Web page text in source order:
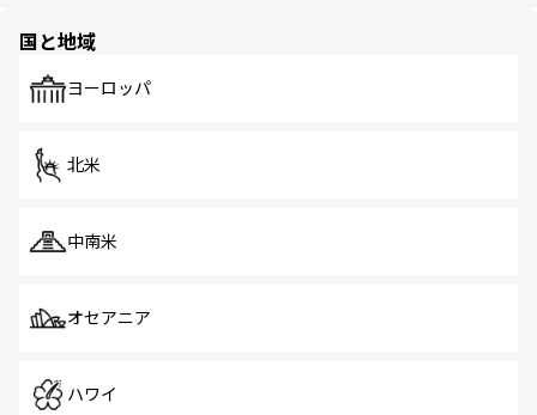
で、ホーカーズは地元の風情を楽しめる外せないスポット
国と地域
ヨーロッパ
北米
中南米
オセアニア
ハワイ